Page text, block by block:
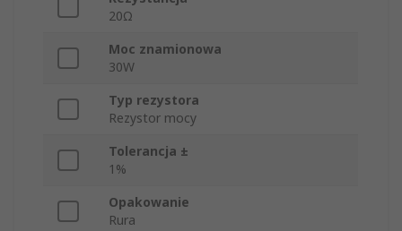
20Ω
Moc znamionowa
30W
Typ rezystora
Rezystor mocy
Tolerancja ±
1%
Opakowanie
Rura